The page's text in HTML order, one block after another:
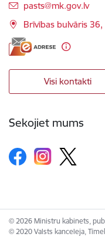
E-pasts:
pasts@mk.gov.lv
Brīvības bulvāris
Visi kontakti
Sekojiet mums
© 2026 Ministru kabinets,
© 2020 Valsts kanceleja,